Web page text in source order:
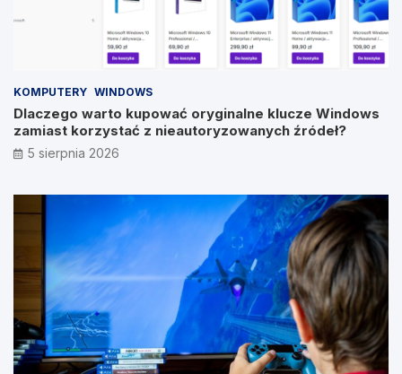
KOMPUTERY WINDOWS
Dlaczego warto kupować oryginalne klucze Windows
zamiast korzystać z nieautoryzowanych źródeł?
5 sierpnia 2026